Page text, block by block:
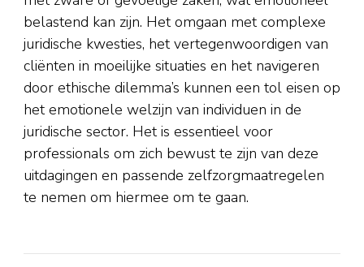
belastend kan zijn. Het omgaan met complexe
juridische kwesties, het vertegenwoordigen van
cliënten in moeilijke situaties en het navigeren
door ethische dilemma’s kunnen een tol eisen op
het emotionele welzijn van individuen in de
juridische sector. Het is essentieel voor
professionals om zich bewust te zijn van deze
uitdagingen en passende zelfzorgmaatregelen
te nemen om hiermee om te gaan.